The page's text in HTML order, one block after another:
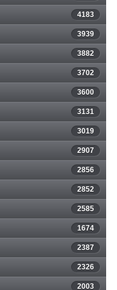
4183
3939
3882
3702
3600
3131
3019
2907
2856
2852
2585
1674
2387
2326
2003